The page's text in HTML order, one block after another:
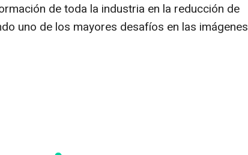
de toda la industria en la reducción de
uno de los mayores desafíos en las imágenes